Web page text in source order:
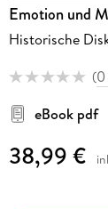
Emotion und
Historische
(0
eBook pdf
38,99 €